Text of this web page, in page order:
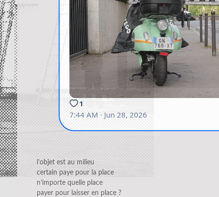
l’objet est au milieu
certain paye pour la place
n’importe quelle place
payer pour laisser en place ?